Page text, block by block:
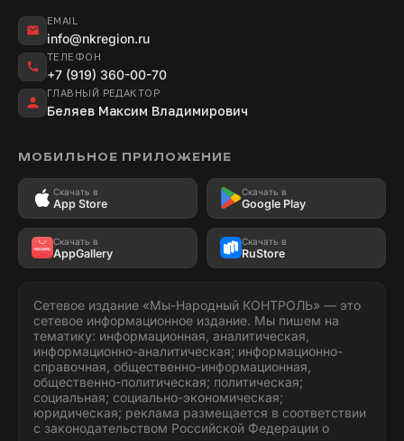
EMAIL
info@nkregion.ru
ТЕЛЕФОН
+7 (919) 360-00-70
ГЛАВНЫЙ РЕДАКТОР
Беляев Максим Владимирович
МОБИЛЬНОЕ ПРИЛОЖЕНИЕ
Скачать в
App Store
Скачать в
Google Play
Скачать в
AppGallery
Скачать в
RuStore
Сетевое издание «Мы-Народный КОНТРОЛЬ» — это
сетевое информационное издание. Мы пишем на
тематику: информационная, аналитическая,
информационно-аналитическая; информационно-
справочная, общественно-информационная,
общественно-политическая; политическая;
социальная; социально-экономическая;
юридическая; реклама размещается в соответствии
с законодательством Российской Федерации о